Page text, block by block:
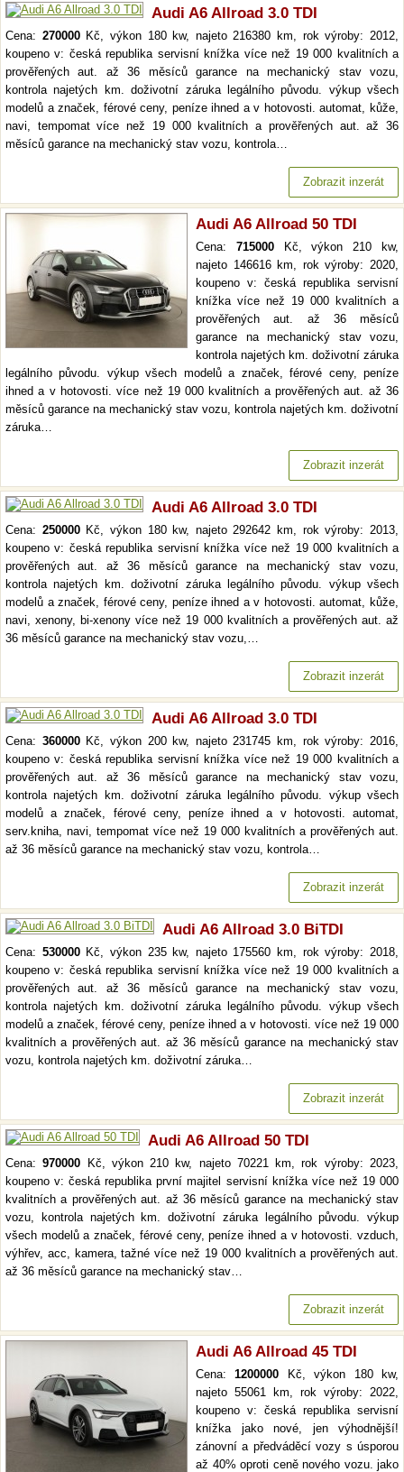
Audi A6 Allroad 3.0 TDI
Cena: 270000Kč, výkon 180 kw, najeto 216380 km, rok výroby: 2012,
koupeno v: česká republika servisní knížka více než 19 000 kvalitních a
prověřených aut. až 36 měsíců garance na mechanický stav vozu,
kontrola najetých km. doživotní záruka legálního původu. výkup všech
modelů a značek, férové ceny, peníze ihned a v hotovosti. automat, kůže,
navi, tempomat více než 19 000 kvalitních a prověřených aut. až 36
měsíců garance na mechanický stav vozu, kontrola…
Zobrazit inzerát
Audi A6 Allroad 50 TDI
Cena: 715000Kč, výkon 210 kw,
najeto 146616 km, rok výroby: 2020,
koupeno v: česká republika servisní
knížka více než 19 000 kvalitních a
prověřených aut. až 36 měsíců
garance na mechanický stav vozu,
kontrola najetých km. doživotní záruka
legálního původu. výkup všech modelů a značek, férové ceny, peníze
ihned a v hotovosti. více než 19 000 kvalitních a prověřených aut. až 36
měsíců garance na mechanický stav vozu, kontrola najetých km. doživotní
záruka…
Zobrazit inzerát
Audi A6 Allroad 3.0 TDI
Cena: 250000Kč, výkon 180 kw, najeto 292642 km, rok výroby: 2013,
koupeno v: česká republika servisní knížka více než 19 000 kvalitních a
prověřených aut. až 36 měsíců garance na mechanický stav vozu,
kontrola najetých km. doživotní záruka legálního původu. výkup všech
modelů a značek, férové ceny, peníze ihned a v hotovosti. automat, kůže,
navi, xenony, bi-xenony více než 19 000 kvalitních a prověřených aut. až
36 měsíců garance na mechanický stav vozu,…
Zobrazit inzerát
Audi A6 Allroad 3.0 TDI
Cena: 360000Kč, výkon 200 kw, najeto 231745 km, rok výroby: 2016,
koupeno v: česká republika servisní knížka více než 19 000 kvalitních a
prověřených aut. až 36 měsíců garance na mechanický stav vozu,
kontrola najetých km. doživotní záruka legálního původu. výkup všech
modelů a značek, férové ceny, peníze ihned a v hotovosti. automat,
serv.kniha, navi, tempomat více než 19 000 kvalitních a prověřených aut.
až 36 měsíců garance na mechanický stav vozu, kontrola…
Zobrazit inzerát
Audi A6 Allroad 3.0 BiTDI
Cena: 530000Kč, výkon 235 kw, najeto 175560 km, rok výroby: 2018,
koupeno v: česká republika servisní knížka více než 19 000 kvalitních a
prověřených aut. až 36 měsíců garance na mechanický stav vozu,
kontrola najetých km. doživotní záruka legálního původu. výkup všech
modelů a značek, férové ceny, peníze ihned a v hotovosti. více než 19 000
kvalitních a prověřených aut. až 36 měsíců garance na mechanický stav
vozu, kontrola najetých km. doživotní záruka…
Zobrazit inzerát
Audi A6 Allroad 50 TDI
Cena:970000 Kč, výkon 210 kw, najeto 70221 km, rok výroby: 2023,
koupeno v: česká republika první majitel servisní knížka více než 19 000
kvalitních a prověřených aut. až 36 měsíců garance na mechanický stav
vozu, kontrola najetých km. doživotní záruka legálního původu. výkup
všech modelů a značek, férové ceny, peníze ihned a v hotovosti. vzduch,
výhřev, acc, kamera, tažné více než 19 000 kvalitních a prověřených aut.
až 36 měsíců garance na mechanický stav…
Zobrazit inzerát
Audi A6 Allroad 45 TDI
Cena:1200000 Kč, výkon 180 kw,
najeto 55061 km, rok výroby: 2022,
koupeno v: česká republika servisní
knížka jako nové, jen výhodnější!
zánovní a předváděcí vozy s úsporou
až 40% oproti ceně nového vozu. jako